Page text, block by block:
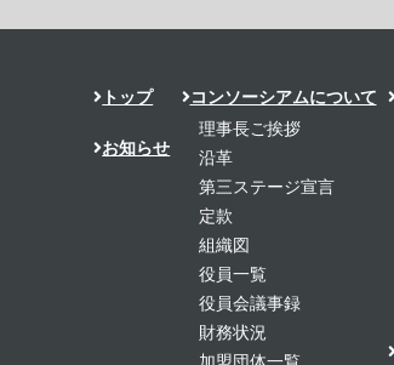
トップ
お知らせ
コンソーシアムについて
理事長ご挨拶
沿革
第三ステージ宣言
定款
組織図
役員一覧
役員会議事録
財務状況